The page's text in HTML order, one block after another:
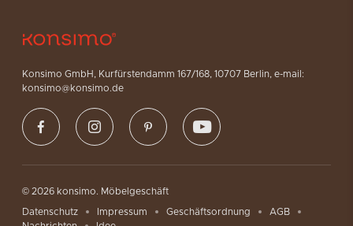
Konsimo GmbH, Kurfürstendamm 167/168, 10707 Berlin, e-mail:
konsimo@konsimo.de
© 2026 konsimo. Möbelgeschäft
Datenschutz Impressum Geschäftsordnung
AGB